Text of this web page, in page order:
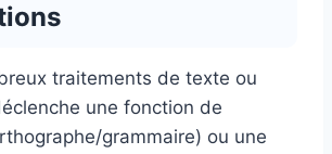
traitements de texte ou
une fonction de
grammaire) ou une